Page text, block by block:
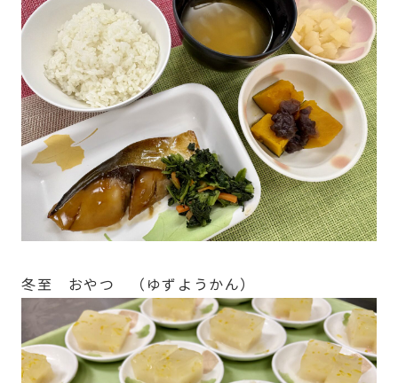
冬至 おやつ （ゆずようかん）